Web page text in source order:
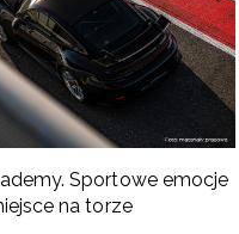
Sportowe emocje
na torze